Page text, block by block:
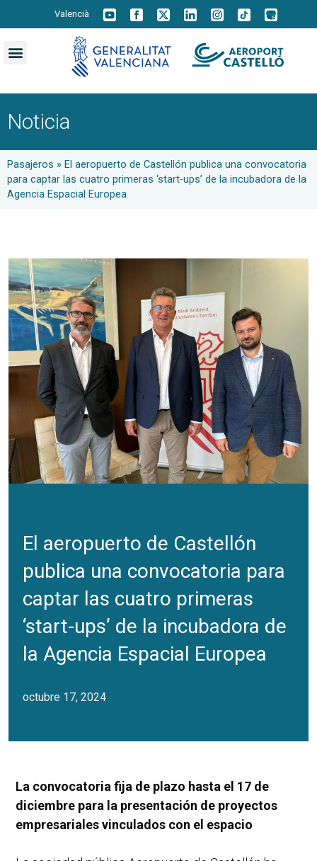
Valencià
Noticia
Pasajeros » El aeropuerto de Castellón publica una convocatoria
para captar las cuatro primeras ‘start-ups’ de la incubadora de la
Agencia Espacial Europea
El aeropuerto de Castellón
publica una convocatoria para
captar las cuatro primeras
‘start-ups’ de la incubadora de
la Agencia Espacial Europea
octubre 17, 2024
La convocatoria fija de plazo hasta el 17 de
diciembre para la presentación de proyectos
empresariales vinculados con el espacio